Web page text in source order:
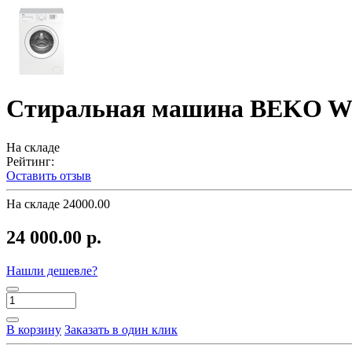
Стиральная машина BEKO
На складе
Рейтинг:
Оставить отзыв
На складе 24000.00
24 000.00 р.
Нашли дешевле?
В корзину Заказать в один клик